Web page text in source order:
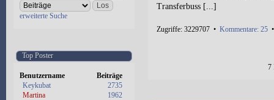
erweiterte Suche
Top Poster
Benutzername
Beiträge
Keykubat
2735
Martina
1962
Transferbuss [...]
Zugriffe: 3229707 • Kommentare: 25
7